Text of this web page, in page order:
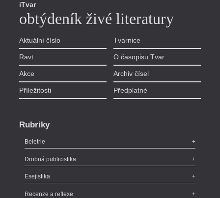
iTvar
obtýdeník živé literatury
Aktuální číslo
Ravt
Akce
Příležitosti
Tvárnice
O časopisu Tvar
Archiv čísel
Předplatné
Rubriky
Beletrie
Poezie,Próza,Dokumenty
Drobná publicistika
Odlesk
Nekrolog,Glosa,Sloupek,Pozvánka,Literární soutěž,
Esejistika
Esej ,Pádlo,Úvaha
Recenze a reflexe